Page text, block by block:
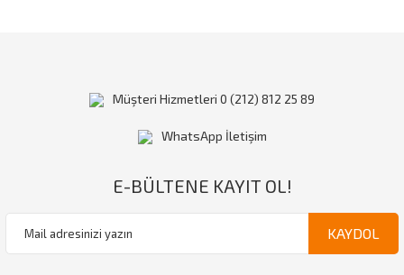
Müşteri Hizmetleri 0 (212) 812 25 89
WhatsApp İletişim
E-BÜLTENE KAYIT OL!
KAYDOL